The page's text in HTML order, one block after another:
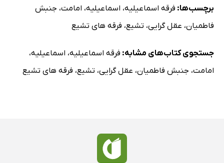
مناسک اسماعیلیه
ج) نحوه انجام آداب
‌ویژگی‌های مناسک
برچسب‌ها: فرقه اسماعیلیه، اسماعیلیه، امامت، جنبش
فاطمیان، عقل گرایی، تشیع، فرقه های تشیع
جستجوی کتاب‌های مشابه: فرقه اسماعیلیه، اسماعیلیه،
امامت، جنبش فاطمیان، عقل گرایی، تشیع، فرقه های تشیع